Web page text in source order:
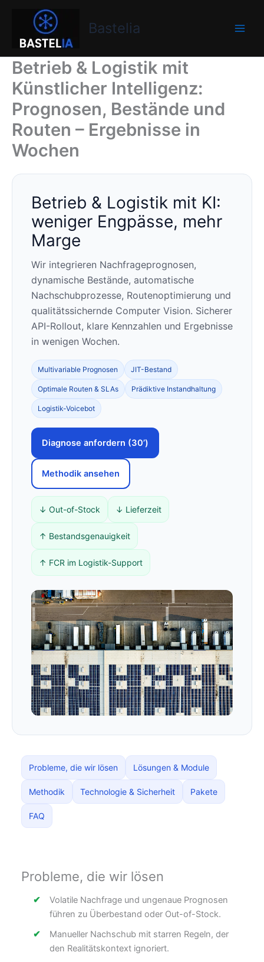
Bastelia
Bastelia
Betrieb & Logistik mit
Künstlicher Intelligenz:
Prognosen, Bestände und
Routen – Ergebnisse in
Wochen
Betrieb & Logistik mit KI:
weniger Engpässe, mehr
Marge
Wir integrieren Nachfrageprognosen,
dynamische Bestände, automatische
Nachschubprozesse, Routenoptimierung und
qualitätssichernde Computer Vision. Sicherer
API-Rollout, klare Kennzahlen und Ergebnisse
in wenigen Wochen.
Multivariable Prognosen JIT-Bestand
Optimale Routen & SLAs Prädiktive Instandhaltung
Logistik-Voicebot
Diagnose anfordern (30’)
Methodik ansehen
↓ Out-of-Stock ↓ Lieferzeit
↑ Bestandsgenauigkeit
↑ FCR im Logistik-Support
Probleme, die wir lösen Lösungen & Module
Methodik Technologie & Sicherheit Pakete
FAQ
Probleme, die wir lösen
Volatile Nachfrage und ungenaue Prognosen
führen zu Überbestand oder Out-of-Stock.
Manueller Nachschub mit starren Regeln, der
den Realitätskontext ignoriert.